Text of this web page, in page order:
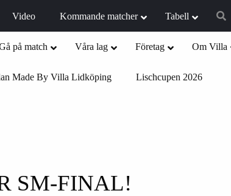
Video Kommande matcher Tabell
på match Våra lag Företag Om Villa
Made By Villa Lidköping Lischcupen 2026
SM-FINAL!